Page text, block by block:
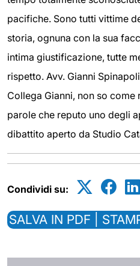
pacifiche. Sono tutti vittime
storia, ognuna con la sua
intima giustificazione, tutte
rispetto. Avv. Gianni
Collega Gianni, non so come
parole che reputo uno degli
dibattito aperto da Studio
Condividi su:
SALVA IN PDF |